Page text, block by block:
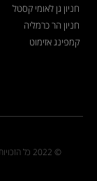
חניון גן לאומי קסטל
חניון הר כרמליה
קמפינג אזימוט
© 2022 כל הזכויות שמורות לגו קמפינג - אתר הקמפינג והגלמפינג הישראלי